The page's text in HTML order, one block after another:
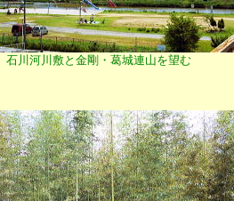
石川河川敷と金剛・葛城連山を望む